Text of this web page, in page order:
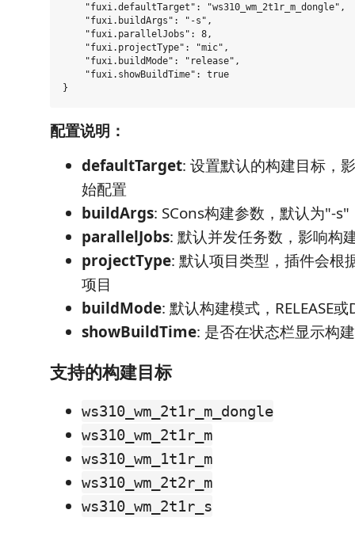
"fuxi.defaultTarget": "ws310_wm_2t1r_m_dongle",
"fuxi.buildArgs": "-s",
"fuxi.parallelJobs": 8,
"fuxi.projectType": "mic",
"fuxi.buildMode": "release",
"fuxi.showBuildTime": true
配置说明：
defaultTarget: 设置默认的构建目标，
始配置
buildArgs: SCons构建参数，默认为"-
parallelJobs: 默认并发任务数，影响构
projectType: 默认项目类型，插件会根
项目
buildMode: 默认构建模式，RELEASE或
showBuildTime: 是否在状态栏显示构
支持的构建目标
ws310_wm_2t1r_m_dongle
ws310_wm_2t1r_m
ws310_wm_1t1r_m
ws310_wm_2t2r_m
ws310_wm_2t1r_s